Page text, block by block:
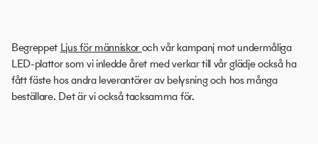
BegreppetLjus för människoroch vår kampanj mot undermåliga
LED-plattor som vi inledde året med verkar till vår glädje också ha
fått fäste hos andra leverantörer av belysning och hos många
beställare. Det är vi också tacksamma för.